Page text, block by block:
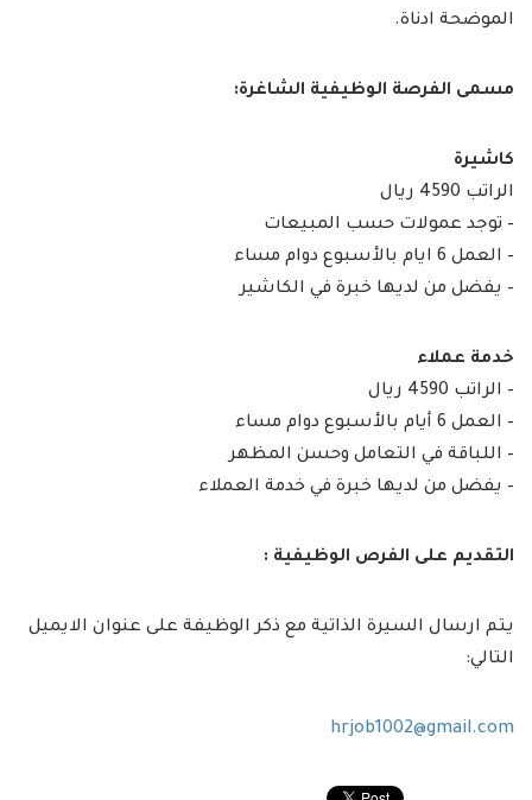
الموضحة ادناة.
مسمى الفرصة الوظيفية الشاغرة:
كاشيرة
الراتب 4590 ريال
– توجد عمولات حسب المبيعات
– العمل 6 ايام بالأسبوع دوام مساء
– يفضل من لديها خبرة في الكاشير
خدمة عملاء
– الراتب 4590 ريال
– العمل 6 أيام بالأسبوع دوام مساء
– اللباقة في التعامل وحسن المظهر
– يفضل من لديها خبرة في خدمة العملاء
التقديم على الفرص الوظيفية :
يتم ارسال السيرة الذاتية مع ذكر الوظيفة على عنوان الايميل
التالي:
hrjob1002@gmail.com